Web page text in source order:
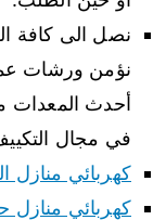
نصل الى كافة
نؤمن ورشات
أحدث المعدات
في مجال
كهربائي منازل
كهربائي منازل